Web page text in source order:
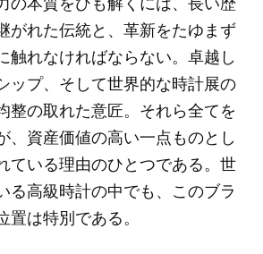
がれた伝統と、革新をたゆまず
触れなければならない。卓越し
ップ、そして世界的な時計展の
整の取れた意匠。それら全てを
、資産価値の高い一点ものとし
ている理由のひとつである。世
る高級時計の中でも、このブラ
は特別である。